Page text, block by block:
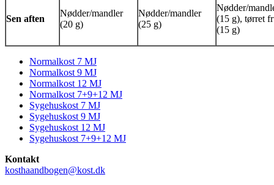
Sen aften
Nødder/mandler
(20 g)
Nødder/mandler
(25 g)
Nødder/
(15 g), tørret
(15 g)
Side
menu
Normalkost 7 MJ
Normalkost 9 MJ
Normalkost 12 MJ
Normalkost 7+9+12 MJ
Sygehuskost 7 MJ
Sygehuskost 9 MJ
Sygehuskost 12 MJ
Sygehuskost 7+9+12 MJ
Kontakt
kosthaandbogen@kost.dk